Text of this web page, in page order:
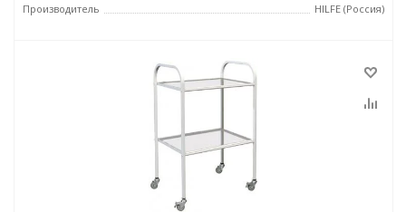
Производитель
HILFE (Россия)